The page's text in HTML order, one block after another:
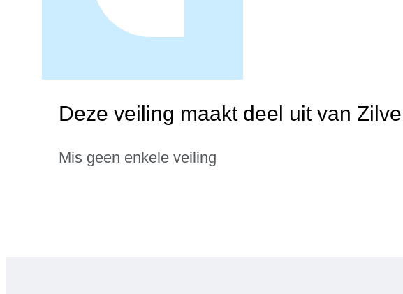
Deze veiling maakt deel uit van
Mis geen enkele veiling